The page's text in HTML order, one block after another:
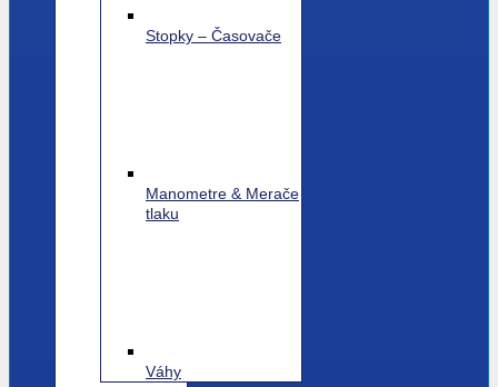
Stopky – Časovače
Manometre & Merače
tlaku
Váhy